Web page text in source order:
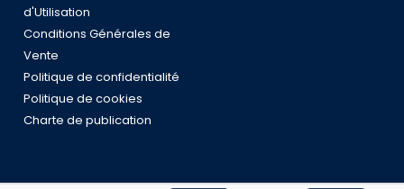
d'Utilisation
Conditions Générales de
Vente
Politique de confidentialité
Politique de cookies
Charte de publication